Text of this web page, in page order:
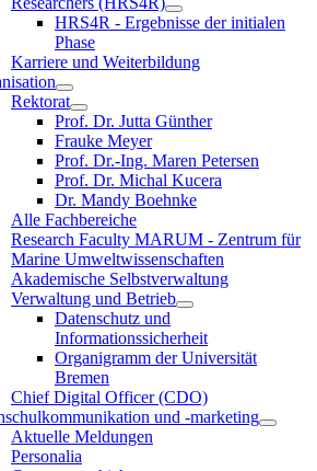
HRS4R - Ergebnisse der initialen
Phase
Karriere und Weiterbildung
Rektorat
Prof. Dr. Jutta Günther
Frauke Meyer
Prof. Dr.-Ing. Maren Petersen
Prof. Dr. Michal Kucera
Dr. Mandy Boehnke
Alle Fachbereiche
Research Faculty MARUM - Zentrum für
Marine Umweltwissenschaften
Akademische Selbstverwaltung
Verwaltung und Betrieb
Datenschutz und
Informationssicherheit
Organigramm der Universität
Bremen
Chief Digital Officer (CDO)
und -marketing
Aktuelle Meldungen
Personalia